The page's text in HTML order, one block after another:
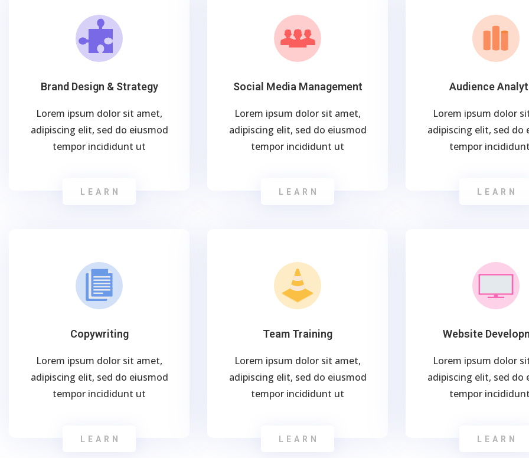
Brand Design & Strategy
Lorem ipsum dolor sit amet,
adipiscing elit, sed do eiusmod
tempor incididunt ut
LEARN
Social Media Management
Lorem ipsum dolor sit amet,
adipiscing elit, sed do eiusmod
tempor incididunt ut
LEARN
Audience
Lorem ipsum dolor
adipiscing elit, sed do
tempor
LEARN
Copywriting
Lorem ipsum dolor sit amet,
adipiscing elit, sed do eiusmod
tempor incididunt ut
LEARN
Team Training
Lorem ipsum dolor sit amet,
adipiscing elit, sed do eiusmod
tempor incididunt ut
LEARN
Website
Lorem ipsum dolor
adipiscing elit, sed do
tempor
LEARN